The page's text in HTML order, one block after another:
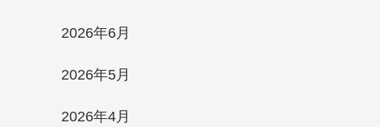
2026年6月
2026年5月
2026年4月